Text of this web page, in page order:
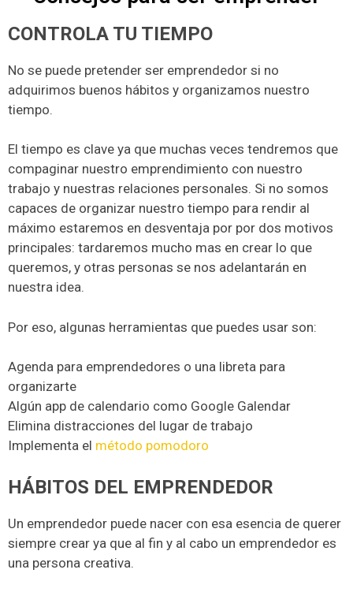
CONTROLA TU TIEMPO
No se puede pretender ser emprendedor si no
adquirimos buenos hábitos y organizamos nuestro
tiempo.
El tiempo es clave ya que muchas veces tendremos que
compaginar nuestro emprendimiento con nuestro
trabajo y nuestras relaciones personales. Si no somos
capaces de organizar nuestro tiempo para rendir al
máximo estaremos en desventaja por por dos motivos
principales: tardaremos mucho mas en crear lo que
queremos, y otras personas se nos adelantarán en
nuestra idea.
Por eso, algunas herramientas que puedes usar son:
Agenda para emprendedores o una libreta para
organizarte
Algún app de calendario como Google Galendar
Elimina distracciones del lugar de trabajo
Implementa el método pomodoro
HÁBITOS DEL EMPRENDEDOR
Un emprendedor puede nacer con esa esencia de querer
siempre crear ya que al fin y al cabo un emprendedor es
una persona creativa.